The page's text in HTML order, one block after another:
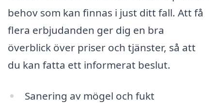
behov som kan finnas i just ditt fall. Att få
flera erbjudanden ger dig en bra
överblick över priser och tjänster, så att
du kan fatta ett informerat beslut.
Sanering av mögel och fukt